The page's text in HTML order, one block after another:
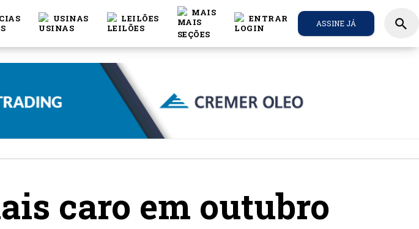
USINAS LEILÕES
MAIS
ENTRAR ASSINE JÁ search
caro em outubro